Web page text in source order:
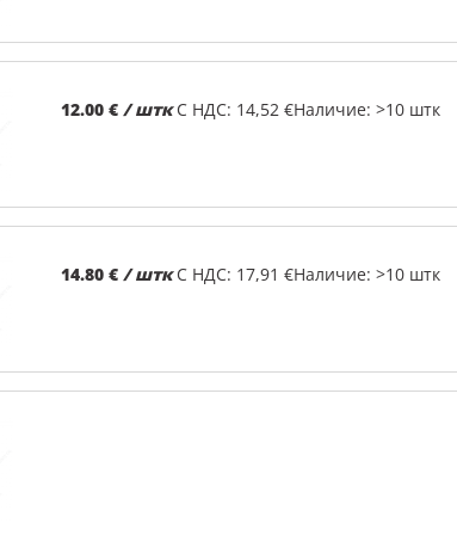
12.00 € / штк С НДС: 14,52 €Наличие: >10 штк
14.80 € / штк С НДС: 17,91 €Наличие: >10 штк